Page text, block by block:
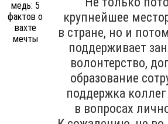
крупнейшее
в стране, но и
поддерживает
волонтерство,
образование
поддержка
в вопросах